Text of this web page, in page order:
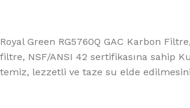
Royal Green RG5760Q GAC Karbon
filtre, NSF/ANSI 42 sertifikasına sahip
temiz, lezzetli ve taze su elde